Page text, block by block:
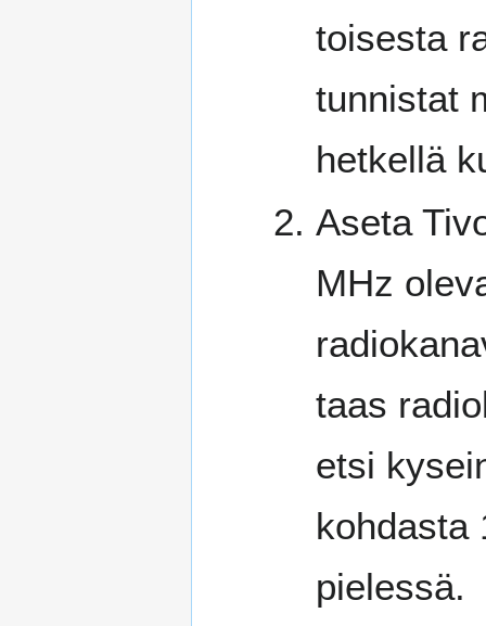
toisesta
tunnistat
hetkellä
Aseta
MHz
taas
etsi
kohdasta
pielessä.